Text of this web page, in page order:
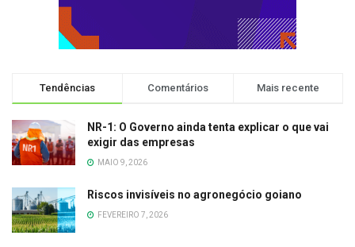
Tendências Comentários Mais recente
NR-1: O Governo ainda tenta explicar o que vai
exigir das empresas
MAIO 9, 2026
Riscos invisíveis no agronegócio goiano
FEVEREIRO 7, 2026